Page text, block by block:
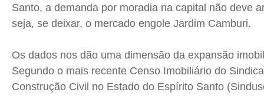
Santo, a demanda por moradia na capital não deve
seja, se deixar, o mercado engole Jardim Camburi.
Os dados nos dão uma dimensão da expansão
Segundo o mais recente Censo Imobiliário do
Construção Civil no Estado do Espírito Santo